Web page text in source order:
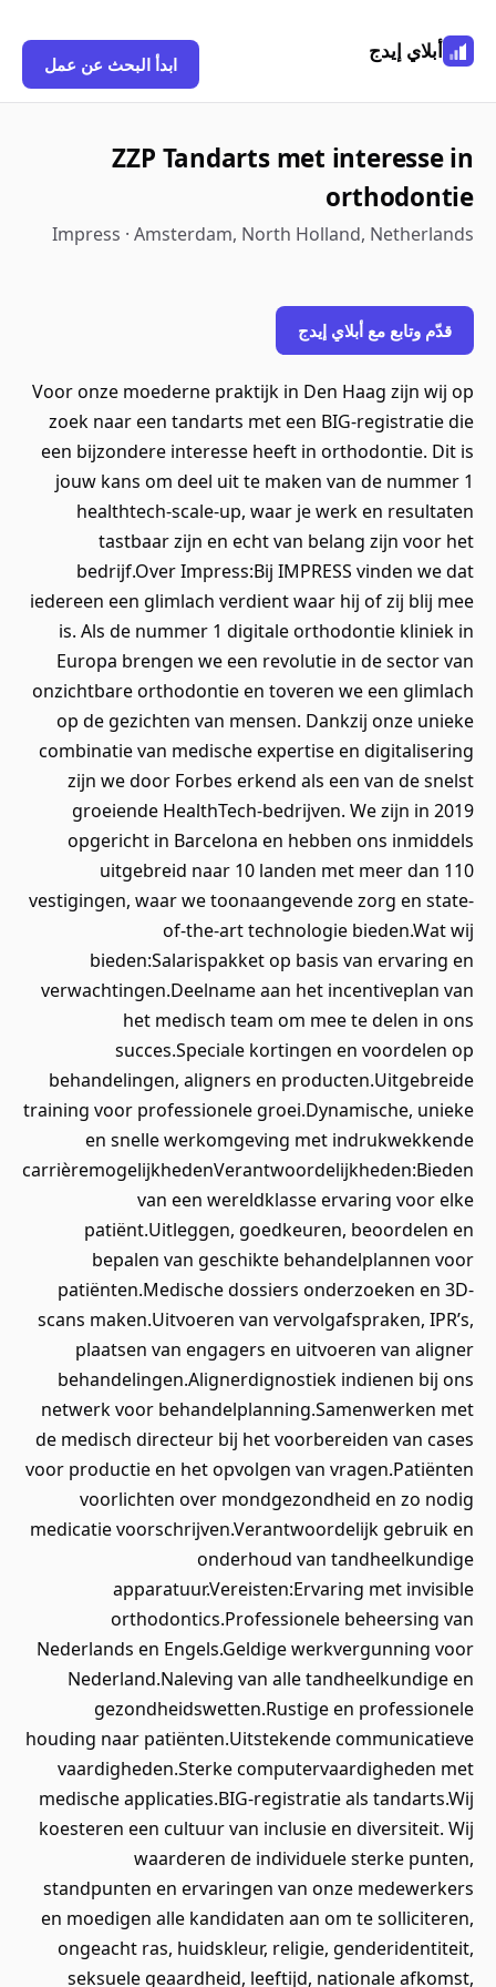
أبلاي إيدج
ابدأ البحث عن عمل
ZZP Tandarts met interesse in
orthodontie
Impress · Amsterdam, North Holland, Netherlands
قدّم وتابع مع أبلاي إيدج
Voor onze moederne praktijk in Den Haag zijn wij op
zoek naar een tandarts met een BIG-registratie die
een bijzondere interesse heeft in orthodontie. Dit is
jouw kans om deel uit te maken van de nummer 1
healthtech-scale-up, waar je werk en resultaten
tastbaar zijn en echt van belang zijn voor het
bedrijf.Over Impress:Bij IMPRESS vinden we dat
iedereen een glimlach verdient waar hij of zij blij mee
is. Als de nummer 1 digitale orthodontie kliniek in
Europa brengen we een revolutie in de sector van
onzichtbare orthodontie en toveren we een glimlach
op de gezichten van mensen. Dankzij onze unieke
combinatie van medische expertise en digitalisering
zijn we door Forbes erkend als een van de snelst
groeiende HealthTech-bedrijven. We zijn in 2019
opgericht in Barcelona en hebben ons inmiddels
uitgebreid naar 10 landen met meer dan 110
vestigingen, waar we toonaangevende zorg en state-
of-the-art technologie bieden.Wat wij
bieden:Salarispakket op basis van ervaring en
verwachtingen.Deelname aan het incentiveplan van
het medisch team om mee te delen in ons
succes.Speciale kortingen en voordelen op
behandelingen, aligners en producten.Uitgebreide
training voor professionele groei.Dynamische, unieke
en snelle werkomgeving met indrukwekkende
carrièremogelijkhedenVerantwoordelijkheden:Bieden
van een wereldklasse ervaring voor elke
patiënt.Uitleggen, goedkeuren, beoordelen en
bepalen van geschikte behandelplannen voor
patiënten.Medische dossiers onderzoeken en 3D-
scans maken.Uitvoeren van vervolgafspraken, IPR’s,
plaatsen van engagers en uitvoeren van aligner
behandelingen.Alignerdignostiek indienen bij ons
netwerk voor behandelplanning.Samenwerken met
de medisch directeur bij het voorbereiden van cases
voor productie en het opvolgen van vragen.Patiënten
voorlichten over mondgezondheid en zo nodig
medicatie voorschrijven.Verantwoordelijk gebruik en
onderhoud van tandheelkundige
apparatuur.Vereisten:Ervaring met invisible
orthodontics.Professionele beheersing van
Nederlands en Engels.Geldige werkvergunning voor
Nederland.Naleving van alle tandheelkundige en
gezondheidswetten.Rustige en professionele
houding naar patiënten.Uitstekende communicatieve
vaardigheden.Sterke computervaardigheden met
medische applicaties.BIG-registratie als tandarts.Wij
koesteren een cultuur van inclusie en diversiteit. Wij
waarderen de individuele sterke punten,
standpunten en ervaringen van onze medewerkers
en moedigen alle kandidaten aan om te solliciteren,
ongeacht ras, huidskleur, religie, genderidentiteit,
seksuele geaardheid, leeftijd, nationale afkomst,